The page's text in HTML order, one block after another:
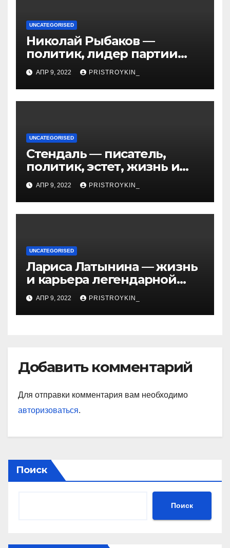
UNCATEGORISED
Николай Рыбаков —
политик, лидер партии
Яблоко и его биография
АПР 9, 2022 PRISTROYKIN_
UNCATEGORISED
Стендаль — писатель,
политик, эстет, жизнь и
творчество одного из
величайших литературных
гении XIX века
АПР 9, 2022 PRISTROYKIN_
UNCATEGORISED
Лариса Латынина — жизнь
и карьера легендарной
советской гимнастки,
установившей мировые
рекорды и завоевавшей
АПР 9, 2022 PRISTROYKIN_
Добавить комментарий
Для отправки комментария вам необходимо
авторизоваться.
Поиск
Поиск